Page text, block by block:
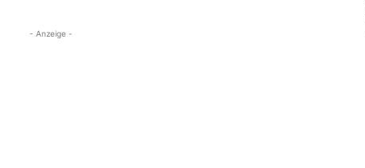
- Anzeige -